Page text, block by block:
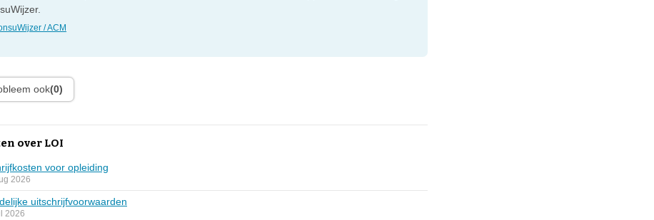
/ ACM
ook(0)
over LOI
voor opleiding
2026
uitschrijfvoorwaarden
2026